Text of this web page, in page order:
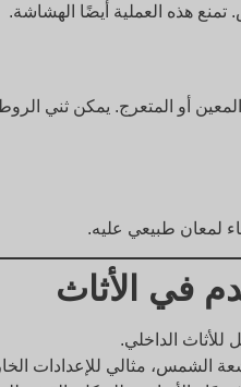
هذه العملية أيضًا الهشاشة.
أو المتعرج. يمكن ثني
لمعان طبيعي عليه.
في الأثاث
للأثاث الداخلي.
الشمس، مثالي للإعدادات